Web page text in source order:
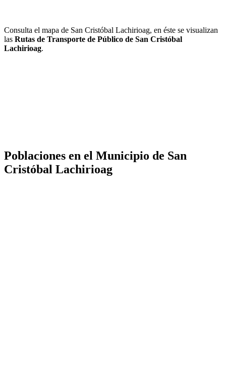
Consulta el mapa de San Cristóbal Lachirioag, en éste se visualizan
las Rutas de Transporte de Público de San Cristóbal
Lachirioag.
Poblaciones en el Municipio de San
Cristóbal Lachirioag